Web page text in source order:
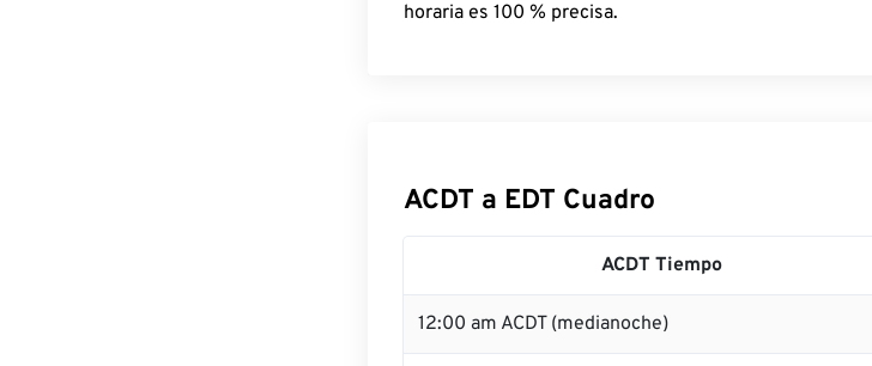
horaria es 100 % precisa.
ACDT a EDT Cuadro
ACDT Tiempo
12:00 am ACDT (medianoche)